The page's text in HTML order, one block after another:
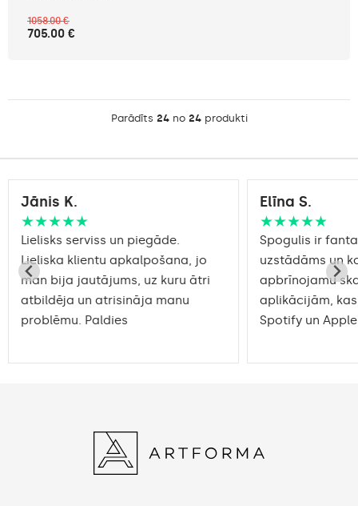
1058.00 €
705.00 €
Parādīts 24no 24produkti
Jānis K.
★★★★★
Lielisks serviss un piegāde.
Lieliska klientu apkalpošana, jo
man bija jautājums, uz kuru ātri
atbildēja un atrisināja manu
problēmu. Paldies
Elīna S.
★★★★★
Spogulis ir
uzstādāms un
apbrīnojamu
aplikācijām,
Spotify un Apple